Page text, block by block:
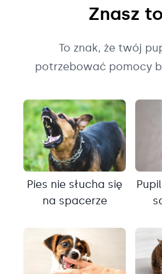
Znasz
To znak, że twój
potrzebować pomocy
Pies nie słucha się
na spacerze